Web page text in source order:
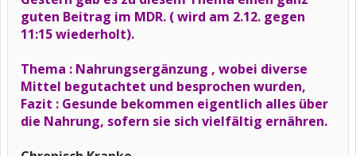
guten Beitrag im MDR. ( wird am 2.12. gegen
11:15 wiederholt).
Thema : Nahrungsergänzung , wobei diverse
Mittel begutachtet und besprochen wurden,
Fazit : Gesunde bekommen eigentlich alles über
die Nahrung, sofern sie sich vielfältig ernähren.